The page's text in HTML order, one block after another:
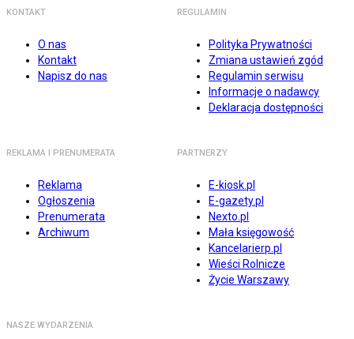
KONTAKT
O nas
Kontakt
Napisz do nas
REGULAMIN
Polityka Prywatności
Zmiana ustawień zgód
Regulamin serwisu
Informacje o nadawcy
Deklaracja dostępności
REKLAMA I PRENUMERATA
Reklama
Ogłoszenia
Prenumerata
Archiwum
PARTNERZY
E-kiosk.pl
E-gazety.pl
Nexto.pl
Mała księgowość
Kancelarierp.pl
Wieści Rolnicze
Życie Warszawy
NASZE WYDARZENIA